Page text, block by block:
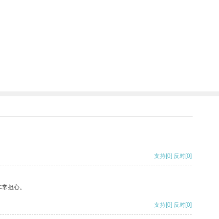
支持[0] 反对[0]
担心。
支持[0] 反对[0]